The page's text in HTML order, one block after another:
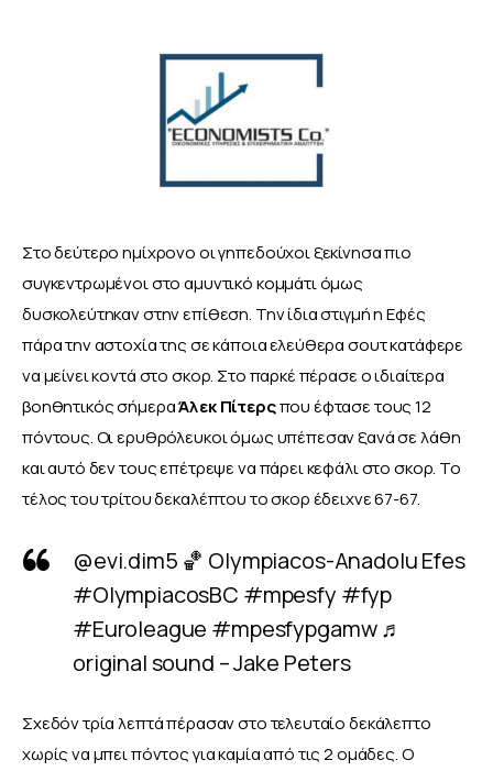
Στο δεύτερο ημίχρονο οι γηπεδούχοι ξεκίνησα πιο
συγκεντρωμένοι στο αμυντικό κομμάτι όμως
δυσκολεύτηκαν στην επίθεση. Την ίδια στιγμή η Εφές
πάρα την αστοχία της σε κάποια ελεύθερα σουτ κατάφερε
να μείνει κοντά στο σκορ. Στο παρκέ πέρασε ο ιδιαίτερα
βοηθητικός σήμερα Άλεκ Πίτερς που έφτασε τους 12
πόντους. Οι ερυθρόλευκοι όμως υπέπεσαν ξανά σε λάθη
και αυτό δεν τους επέτρεψε να πάρει κεφάλι στο σκορ. Το
τέλος του τρίτου δεκαλέπτου το σκορ έδειχνε 67-67.
@evi.dim5 🏀 Olympiacos-Anadolu Efes
#OlympiacosBC #mpesfy #fyp
#Euroleague #mpesfypgamw ♬
original sound – Jake Peters
Σχεδόν τρία λεπτά πέρασαν στο τελευταίο δεκάλεπτο
χωρίς να μπει πόντος για καμία από τις 2 ομάδες. Ο